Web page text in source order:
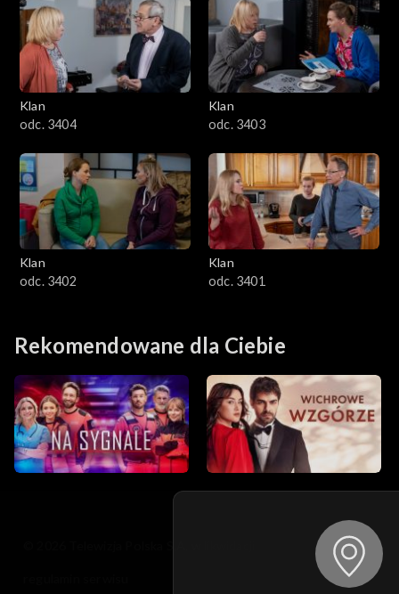
Klan
odc. 3404
Klan
odc. 3403
Klan
odc. 3402
Klan
odc. 3401
Rekomendowane dla Ciebie